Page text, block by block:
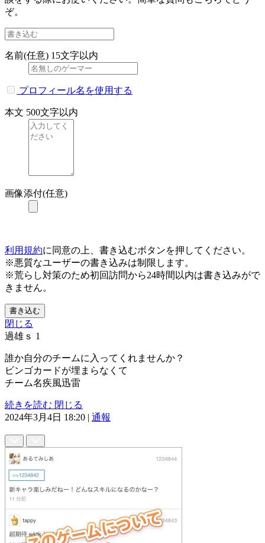
ぞ。
名前(任意) 15文字以内
プロフィール名を使用する
本文 500文字以内
画像添付(任意)
利用規約に同意の上、書き込むボタンを押してください。
※悪質なユーザーの書き込みは制限します。
※荒らし対策のため初回訪問から24時間以内は書き込みがで
きません。
書き込む
閉じる
過雄ｓ 1
誰か自分のチームに入ってくれませんか？
ビンゴカードが埋まらなくて
チーム名疾風迅雷
続きを読む 閉じる
2024年3月4日 18:20 | 通報